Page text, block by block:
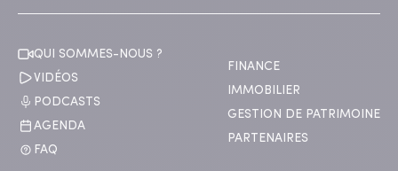
QUI SOMMES-NOUS ?
VIDÉOS
PODCASTS
AGENDA
FAQ
FINANCE
IMMOBILIER
GESTION DE PATRIMOINE
PARTENAIRES